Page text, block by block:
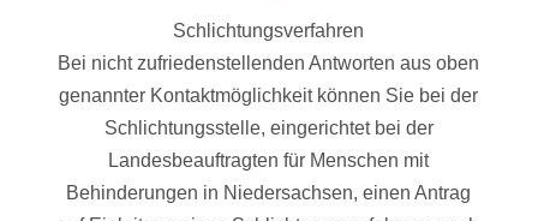
Schlichtungsverfahren
Bei nicht zufriedenstellenden Antworten aus oben
genannter Kontaktmöglichkeit können Sie bei der
Schlichtungsstelle, eingerichtet bei der
Landesbeauftragten für Menschen mit
Behinderungen in Niedersachsen, einen Antrag